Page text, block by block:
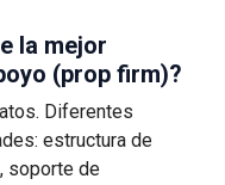
la mejor
(prop firm)?
Diferentes
estructura de
soporte de